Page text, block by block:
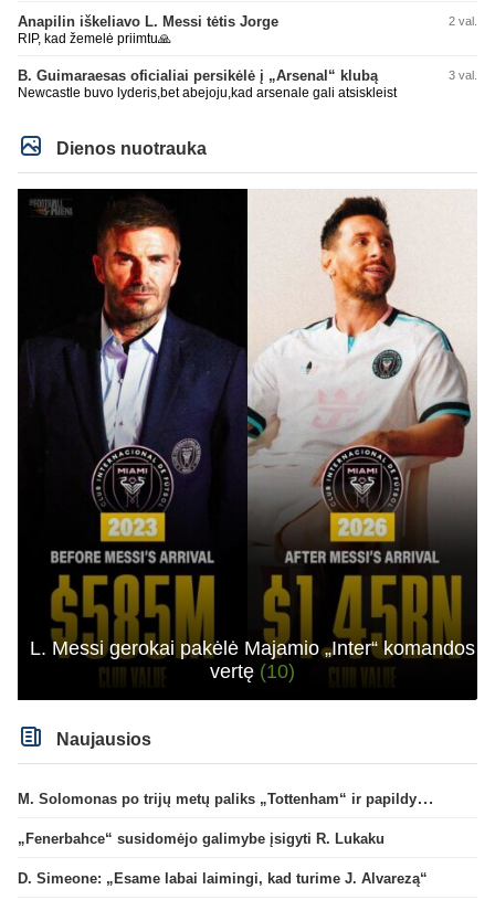
Anapilin iškeliavo L. Messi tėtis Jorge 2 val.
RIP, kad žemelė priimtu🙏
B. Guimaraesas oficialiai persikėlė į „Arsenal“ klubą 3 val.
Newcastle buvo lyderis,bet abejoju,kad arsenale gali atsiskleist
Dienos nuotrauka
L. Messi gerokai pakėlė Majamio „Inter“ komandos
vertę (10)
Naujausios
M. Solomonas po trijų metų paliks „Tottenham“ ir papildys „West Ham“ klubą
„Fenerbahce“ susidomėjo galimybe įsigyti R. Lukaku
D. Simeone: „Esame labai laimingi, kad turime J. Alvarezą“